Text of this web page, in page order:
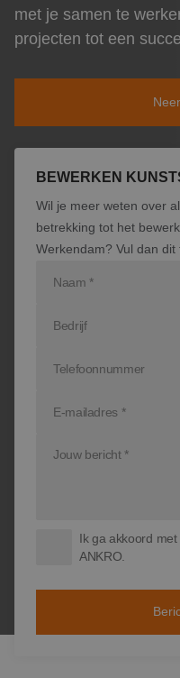
Referenties
met je samen te
projecten tot een
BEWERKEN
Wil je meer weten over
betrekking tot het
Werkendam? Vul dan dit
Ik ga akkoord
ANKRO.